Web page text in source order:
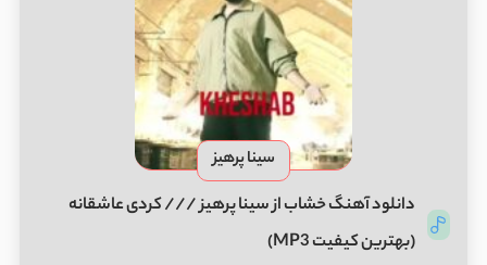
سینا پرهیز
دانلود آهنگ خشاب از سینا پرهیز /// کردی عاشقانه
(بهترین کیفیت MP3)